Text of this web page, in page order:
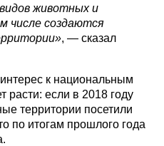
животных и
числе создаются
, — сказал
к национальным
расти: если в 2018 году
территории посетили
по итогам прошлого года